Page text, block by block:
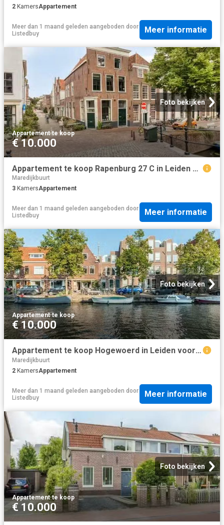
2 KamersAppartement
Meer dan 1 maand geleden aangeboden door
Listedbuy
Meer informatie
Foto bekijken
Appartement·te koop
€ 10.000
Appartement te koop Rapenburg 27 C in Leiden voor € 595.000
Maredijkbuurt
3 KamersAppartement
Meer dan 1 maand geleden aangeboden door
Listedbuy
Meer informatie
Foto bekijken
Appartement·te koop
€ 10.000
Appartement te koop Hogewoerd in Leiden voor € 365.000
Maredijkbuurt
2 KamersAppartement
Meer dan 1 maand geleden aangeboden door
Listedbuy
Meer informatie
Foto bekijken
Appartement·te koop
€ 10.000